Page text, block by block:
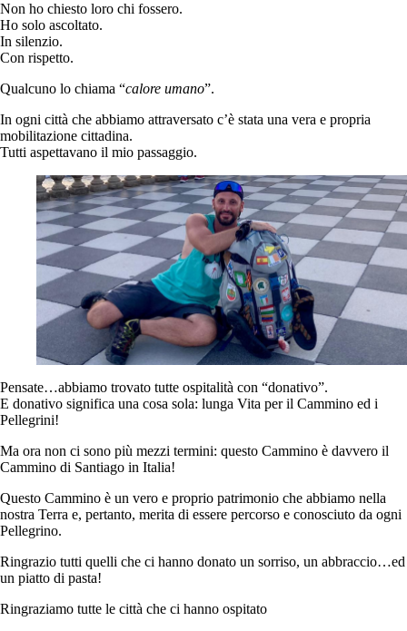
Non ho chiesto loro chi fossero.
Ho solo ascoltato.
In silenzio.
Con rispetto.
Qualcuno lo chiama “calore umano”.
In ogni città che abbiamo attraversato c’è stata una vera e propria
mobilitazione cittadina.
Tutti aspettavano il mio passaggio.
Pensate…abbiamo trovato tutte ospitalità con “donativo”.
E donativo significa una cosa sola: lunga Vita per il Cammino ed i
Pellegrini!
Ma ora non ci sono più mezzi termini: questo Cammino è davvero il
Cammino di Santiago in Italia!
Questo Cammino è un vero e proprio patrimonio che abbiamo nella
nostra Terra e, pertanto, merita di essere percorso e conosciuto da ogni
Pellegrino.
Ringrazio tutti quelli che ci hanno donato un sorriso, un abbraccio…ed
un piatto di pasta!
Ringraziamo tutte le città che ci hanno ospitato